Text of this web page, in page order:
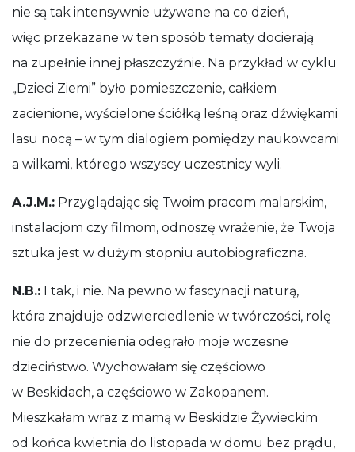
nie są tak intensywnie używane na co dzień,
więc przekazane w ten sposób tematy docierają
na zupełnie innej płaszczyźnie. Na przykład w cyklu
„Dzieci Ziemi” było pomieszczenie, całkiem
zacienione, wyścielone ściółką leśną oraz dźwiękami
lasu nocą – w tym dialogiem pomiędzy naukowcami
a wilkami, którego wszyscy uczestnicy wyli.
A.J.M.: Przyglądając się Twoim pracom malarskim,
instalacjom czy filmom, odnoszę wrażenie, że Twoja
sztuka jest w dużym stopniu autobiograficzna.
N.B.: I tak, i nie. Na pewno w fascynacji naturą,
która znajduje odzwierciedlenie w twórczości, rolę
nie do przecenienia odegrało moje wczesne
dzieciństwo. Wychowałam się częściowo
w Beskidach, a częściowo w Zakopanem.
Mieszkałam wraz z mamą w Beskidzie Żywieckim
od końca kwietnia do listopada w domu bez prądu,